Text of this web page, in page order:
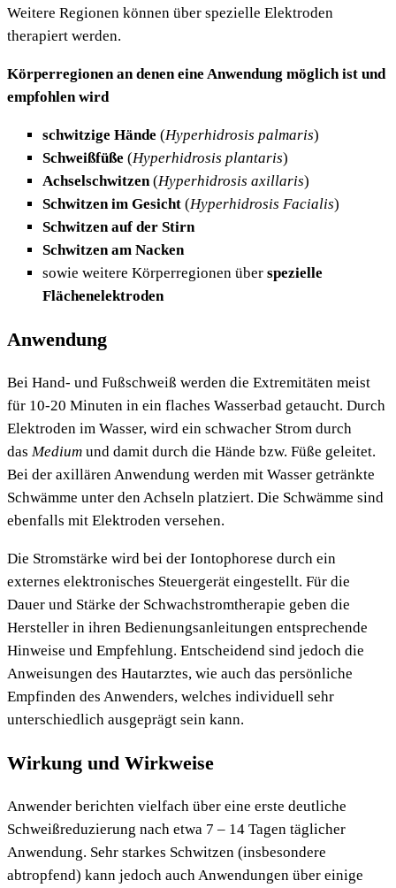
Weitere Regionen können über spezielle Elektroden
therapiert werden.
Körperregionen an denen eine Anwendung möglich ist und
empfohlen wird
schwitzige Hände (Hyperhidrosis palmaris)
Schweißfüße (Hyperhidrosis plantaris)
Achselschwitzen (Hyperhidrosis axillaris)
Schwitzen im Gesicht (Hyperhidrosis Facialis)
Schwitzen auf der Stirn
Schwitzen am Nacken
sowie weitere Körperregionen über spezielle
Flächenelektroden
Anwendung
Bei Hand- und Fußschweiß werden die Extremitäten meist
für 10-20 Minuten in ein flaches Wasserbad getaucht. Durch
Elektroden im Wasser, wird ein schwacher Strom durch
das Medium und damit durch die Hände bzw. Füße geleitet.
Bei der axillären Anwendung werden mit Wasser getränkte
Schwämme unter den Achseln platziert. Die Schwämme sind
ebenfalls mit Elektroden versehen.
Die Stromstärke wird bei der Iontophorese durch ein
externes elektronisches Steuergerät eingestellt. Für die
Dauer und Stärke der Schwachstromtherapie geben die
Hersteller in ihren Bedienungsanleitungen entsprechende
Hinweise und Empfehlung. Entscheidend sind jedoch die
Anweisungen des Hautarztes, wie auch das persönliche
Empfinden des Anwenders, welches individuell sehr
unterschiedlich ausgeprägt sein kann.
Wirkung und Wirkweise
Anwender berichten vielfach über eine erste deutliche
Schweißreduzierung nach etwa 7 – 14 Tagen täglicher
Anwendung. Sehr starkes Schwitzen (insbesondere
abtropfend) kann jedoch auch Anwendungen über einige